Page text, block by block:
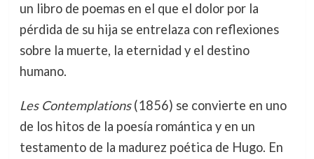
un libro de poemas en el que el dolor por la
pérdida de su hija se entrelaza con reflexiones
sobre la muerte, la eternidad y el destino
humano.
Les Contemplations(1856) se convierte en uno
de los hitos de la poesía romántica y en un
testamento de la madurez poética de Hugo. En